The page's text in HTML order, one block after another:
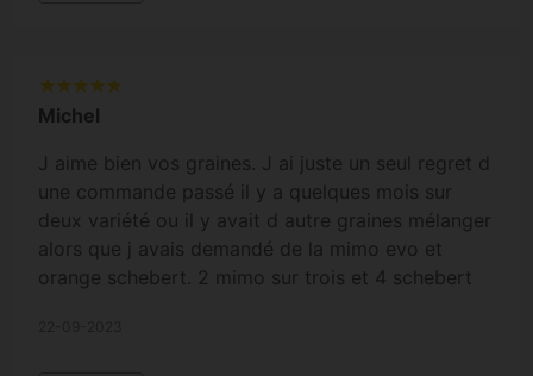
Michel
J aime bien vos graines. J ai juste un seul regret d
une commande passé il y a quelques mois sur
deux variété ou il y avait d autre graines mélanger
alors que j avais demandé de la mimo evo et
orange schebert. 2 mimo sur trois et 4 schebert